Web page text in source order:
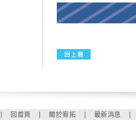
回首頁 關於宥拓 最新消息